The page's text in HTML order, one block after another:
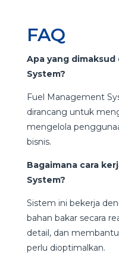
FAQ
Apa yang
System?
Fuel Management
dirancang untuk
mengelola
bisnis.
Bagaimana cara
System?
Sistem ini bekerja
bahan bakar secara
detail, dan
perlu dioptimalkan.